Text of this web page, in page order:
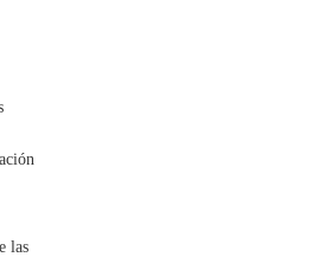
las